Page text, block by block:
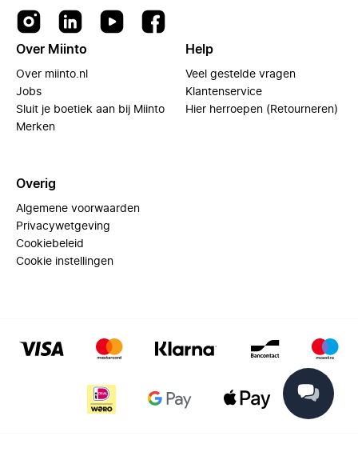
Over Miinto
Over miinto.nl
Jobs
Sluit je boetiek aan bij Miinto
Merken
Help
Veel gestelde vragen
Klantenservice
Hier herroepen (Retourneren)
Overig
Algemene voorwaarden
Privacywetgeving
Cookiebeleid
Cookie instellingen